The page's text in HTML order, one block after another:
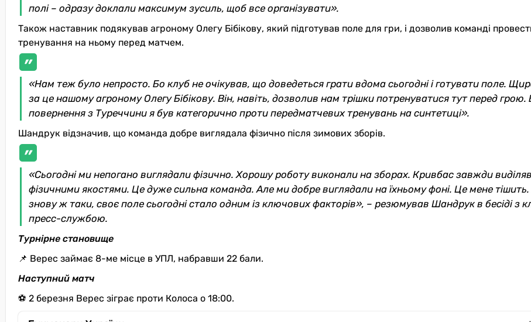
полі – одразу доклали максимум зусиль, щоб все організувати».
Також наставник подякував агроному Олегу Бібікову, який підготував поле для гри, і дозволив команді
тренування на ньому перед матчем.
«Нам теж було непросто. Бо клуб не очікував, що доведеться грати вдома сьогодні і готувати поле.
за це нашому агроному Олегу Бібікову. Він, навіть, дозволив нам трішки потренуватися тут перед грою.
повернення з Туреччини я був категорично проти передматчевих тренувань на синтетиці».
Шандрук відзначив, що команда добре виглядала фізично після зимових зборів.
«Сьогодні ми непогано виглядали фізично. Хорошу роботу виконали на зборах. Кривбас завжди
фізичними якостями. Це дуже сильна команда. Але ми добре виглядали на їхньому фоні. Це мене тішить.
знову ж таки, своє поле сьогодні стало одним із ключових факторів», – резюмував Шандрук в бесіді з
пресс-службою.
Турнірне становище
📌 Верес займає 8-ме місце в УПЛ, набравши 22 бали.
Наступний матч
⚽ 2 березня Верес зіграє проти Колоса о 18:00.